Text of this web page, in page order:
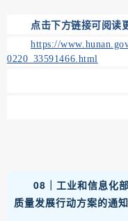
点击下方链接可阅读
https://
0220_33591466.html
08｜ 工业和信息化
质量发展行动方案的通知